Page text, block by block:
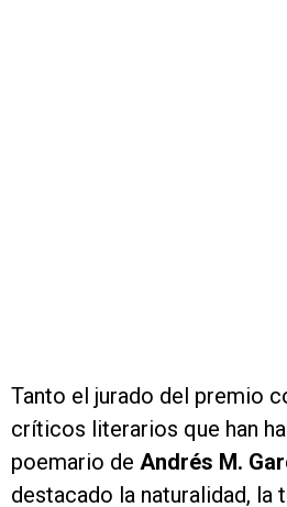
Tanto el jurado del premio
críticos literarios que han
poemario de Andrés M.
destacado la naturalidad, la